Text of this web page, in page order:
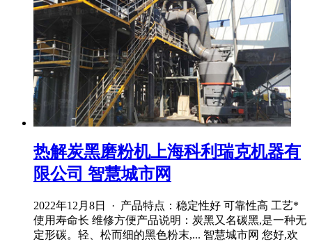
热解炭黑磨粉机上海科利瑞克机器有
限公司 智慧城市网
2022年12月8日 · 产品特点：稳定性好 可靠性高 工艺*
使用寿命长 维修方便产品说明：炭黑又名碳黑,是一种无
定形碳。轻、松而细的黑色粉末,... 智慧城市网 您好,欢